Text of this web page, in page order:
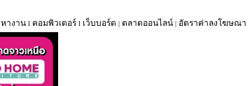
หางาน l คอมพิวเตอร์ l เว็บบอร์ด | ตลาดออนไลน์ | อัตราค่าลงโฆษณา